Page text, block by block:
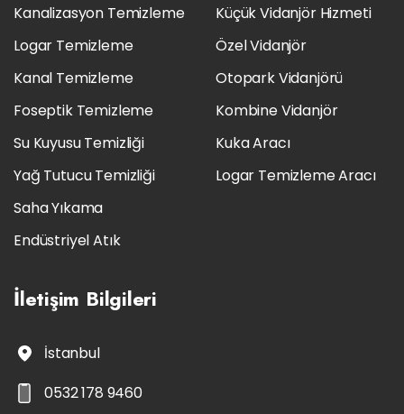
Kanalizasyon Temizleme
Logar Temizleme
Kanal Temizleme
Foseptik Temizleme
Su Kuyusu Temizliği
Yağ Tutucu Temizliği
Saha Yıkama
Endüstriyel Atık
Küçük Vidanjör Hizmeti
Özel Vidanjör
Otopark Vidanjörü
Kombine Vidanjör
Kuka Aracı
Logar Temizleme Aracı
İletişim Bilgileri
İstanbul
0532 178 9460